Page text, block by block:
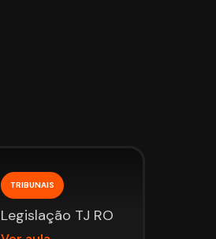
TRIBUNAIS
Legislação TJ RO